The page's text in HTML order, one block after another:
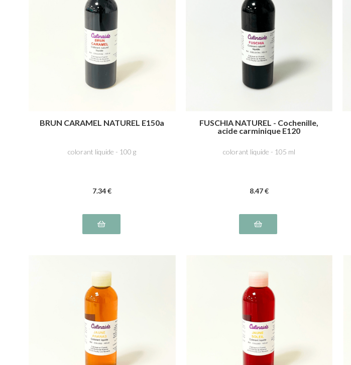
BRUN CARAMEL NATUREL E150a
colorant liquide - 100 g
7.34€
FUSCHIA NATUREL - Cochenille,
acide carminique E120
colorant liquide - 105 ml
8.47€